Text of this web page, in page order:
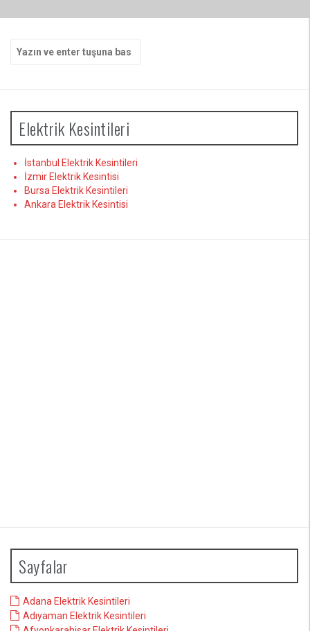
yap:
Elektrik Kesintileri
İstanbul Elektrik Kesintileri
İzmir Elektrik Kesintisi
Bursa Elektrik Kesintileri
Ankara Elektrik Kesintisi
Sayfalar
Adana Elektrik Kesintileri
Adıyaman Elektrik Kesintileri